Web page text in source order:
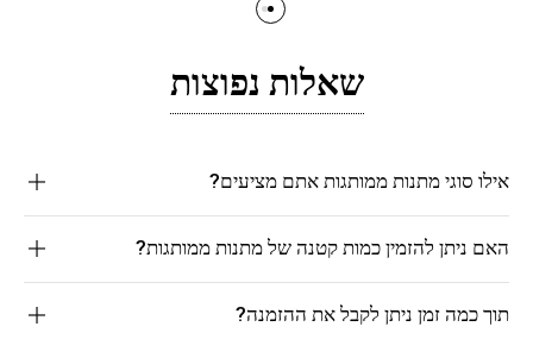
שאלות נפוצות
אילו סוגי מתנות ממותגות אתם מציעים?
האם ניתן להזמין כמות קטנה של מתנות ממותגות?
תוך כמה זמן ניתן לקבל את ההזמנה?